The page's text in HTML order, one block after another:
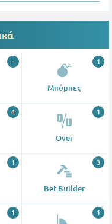
-
Μπόμπες
1
4
Over
1
1
Bet Builder
3
1 1